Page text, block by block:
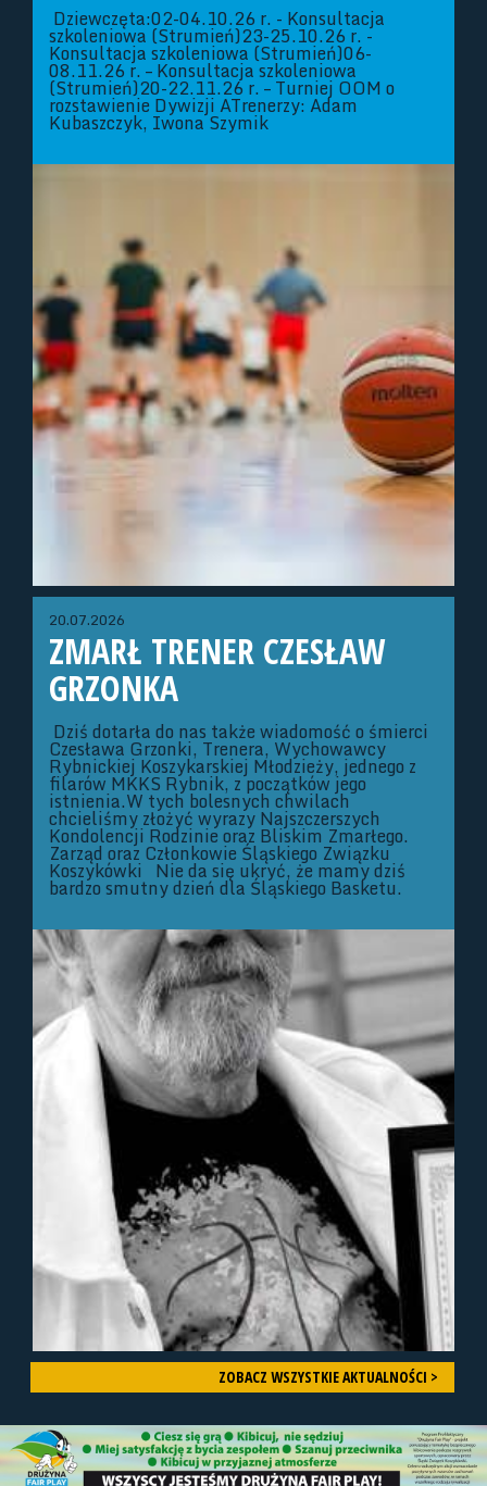
Dziewczęta:02-04.10.26 r. - Konsultacja
szkoleniowa (Strumień)23-25.10.26 r. -
Konsultacja szkoleniowa (Strumień)06-
08.11.26 r. – Konsultacja szkoleniowa
(Strumień)20-22.11.26 r. – Turniej OOM o
rozstawienie Dywizji ATrenerzy: Adam
Kubaszczyk, Iwona Szymik
20.07.2026
ZMARŁ TRENER CZESŁAW
GRZONKA
Dziś dotarła do nas także wiadomość o śmierci
Czesława Grzonki, Trenera, Wychowawcy
Rybnickiej Koszykarskiej Młodzieży, jednego z
filarów MKKS Rybnik, z początków jego
istnienia.W tych bolesnych chwilach
chcieliśmy złożyć wyrazy Najszczerszych
Kondolencji Rodzinie oraz Bliskim Zmarłego.
Zarząd oraz Członkowie Śląskiego Związku
Koszykówki Nie da się ukryć, że mamy dziś
bardzo smutny dzień dla Śląskiego Basketu.
ZOBACZ WSZYSTKIE AKTUALNOŚCI >